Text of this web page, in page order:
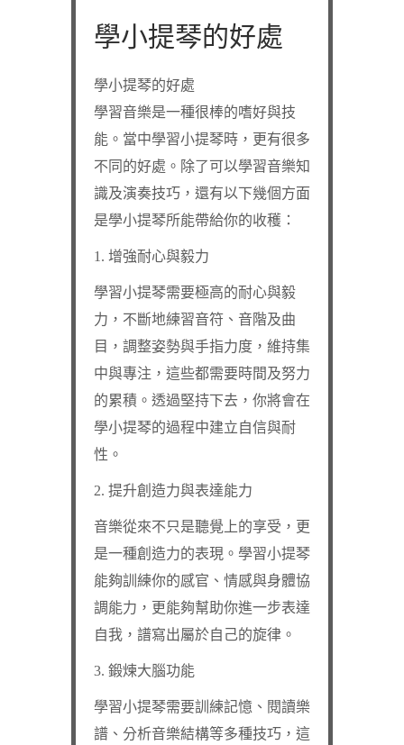
學小提琴的好處
學小提琴的好處
學習音樂是一種很棒的嗜好與技
能。當中學習小提琴時，更有很多
不同的好處。除了可以學習音樂知
識及演奏技巧，還有以下幾個方面
是學小提琴所能帶給你的收穫：
1. 增強耐心與毅力
學習小提琴需要極高的耐心與毅
力，不斷地練習音符、音階及曲
目，調整姿勢與手指力度，維持集
中與專注，這些都需要時間及努力
的累積。透過堅持下去，你將會在
學小提琴的過程中建立自信與耐
性。
2. 提升創造力與表達能力
音樂從來不只是聽覺上的享受，更
是一種創造力的表現。學習小提琴
能夠訓練你的感官、情感與身體協
調能力，更能夠幫助你進一步表達
自我，譜寫出屬於自己的旋律。
3. 鍛煉大腦功能
學習小提琴需要訓練記憶、閱讀樂
譜、分析音樂結構等多種技巧，這